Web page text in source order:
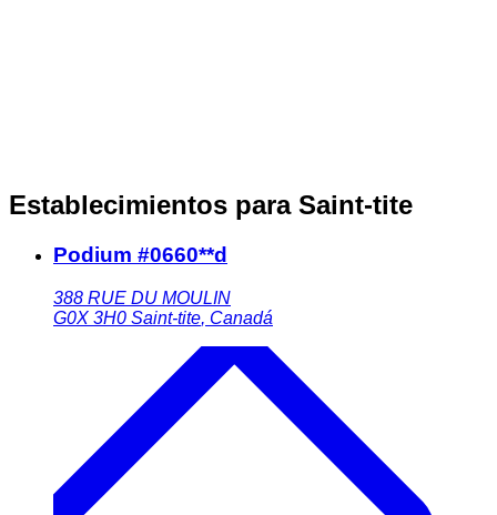
Establecimientos para Saint-tite
Podium #0660**d
388 RUE DU MOULIN
G0X 3H0 Saint-tite, Canadá